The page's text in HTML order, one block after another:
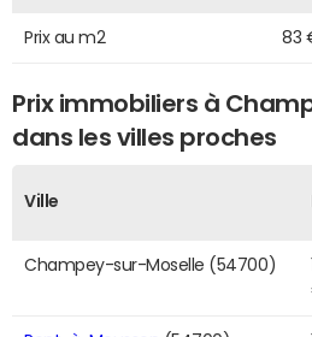
Prix au m2 83
Prix immobiliers à
dans les villes proches
Ville
Champey-sur-Moselle (54700)